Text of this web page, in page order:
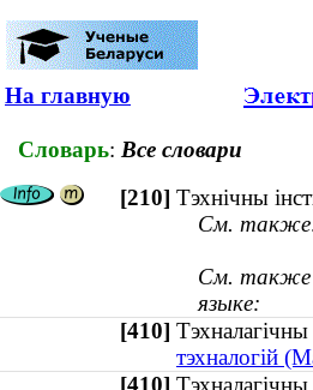
На главную
Словарь: Все словари
[210] Тэхнічны
См.
См. также
языке:
[410]
тэхналогій